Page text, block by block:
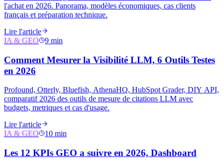
l'achat en 2026. Panorama, modèles économiques, cas clients
français et préparation technique.
Lire l'article
IA & GEO
9 min
Comment Mesurer la Visibilité LLM, 6 Outils Testes
en 2026
Profound, Otterly, Bluefish, AthenaHQ, HubSpot Grader, DIY API,
comparatif 2026 des outils de mesure de citations LLM avec
budgets, metriques et cas d'usage.
Lire l'article
IA & GEO
10 min
Les 12 KPIs GEO a suivre en 2026, Dashboard